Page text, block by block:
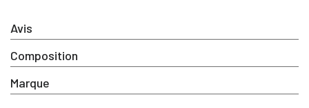
Avis
Composition
Marque